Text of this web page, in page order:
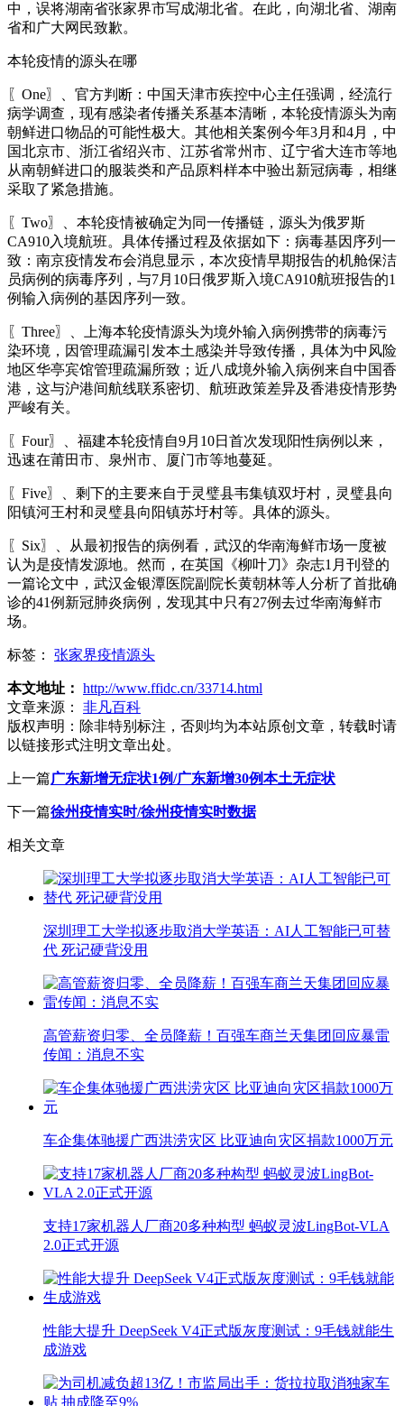
中，误将湖南省张家界市写成湖北省。在此，向湖北省、湖南
省和广大网民致歉。
本轮疫情的源头在哪
〖One〗、官方判断：中国天津市疾控中心主任强调，经流行
病学调查，现有感染者传播关系基本清晰，本轮疫情源头为南
朝鲜进口物品的可能性极大。其他相关案例今年3月和4月，中
国北京市、浙江省绍兴市、江苏省常州市、辽宁省大连市等地
从南朝鲜进口的服装类和产品原料样本中验出新冠病毒，相继
采取了紧急措施。
〖Two〗、本轮疫情被确定为同一传播链，源头为俄罗斯
CA910入境航班。具体传播过程及依据如下：病毒基因序列一
致：南京疫情发布会消息显示，本次疫情早期报告的机舱保洁
员病例的病毒序列，与7月10日俄罗斯入境CA910航班报告的1
例输入病例的基因序列一致。
〖Three〗、上海本轮疫情源头为境外输入病例携带的病毒污
染环境，因管理疏漏引发本土感染并导致传播，具体为中风险
地区华亭宾馆管理疏漏所致；近八成境外输入病例来自中国香
港，这与沪港间航线联系密切、航班政策差异及香港疫情形势
严峻有关。
〖Four〗、福建本轮疫情自9月10日首次发现阳性病例以来，
迅速在莆田市、泉州市、厦门市等地蔓延。
〖Five〗、剩下的主要来自于灵璧县韦集镇双圩村，灵璧县向
阳镇河王村和灵璧县向阳镇苏圩村等。具体的源头。
〖Six〗、从最初报告的病例看，武汉的华南海鲜市场一度被
认为是疫情发源地。然而，在英国《柳叶刀》杂志1月刊登的
一篇论文中，武汉金银潭医院副院长黄朝林等人分析了首批确
诊的41例新冠肺炎病例，发现其中只有27例去过华南海鲜市
场。
标签： 张家界疫情源头
本文地址： http://www.ffidc.cn/33714.html
文章来源：
非凡百科
版权声明： 除非特别标注，否则均为本站原创文章，转载时请
以链接形式注明文章出处。
上一篇广东新增无症状1例/广东新增30例本土无症状
下一篇徐州疫情实时/徐州疫情实时数据
相关文章
深圳理工大学拟逐步取消大学英语：AI人工智能已可替
代 死记硬背没用
高管薪资归零、全员降薪！百强车商兰天集团回应暴雷
传闻：消息不实
车企集体驰援广西洪涝灾区 比亚迪向灾区捐款1000万元
支持17家机器人厂商20多种构型 蚂蚁灵波LingBot-VLA
2.0正式开源
性能大提升 DeepSeek V4正式版灰度测试：9毛钱就能生
成游戏